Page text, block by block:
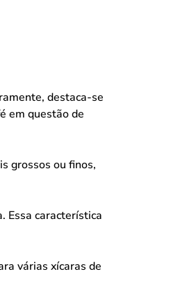
destaca-se
em questão de
grossos ou finos,
Essa característica
várias xícaras de